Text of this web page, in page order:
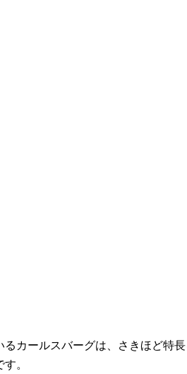
るカールスバーグは、さきほど特
。